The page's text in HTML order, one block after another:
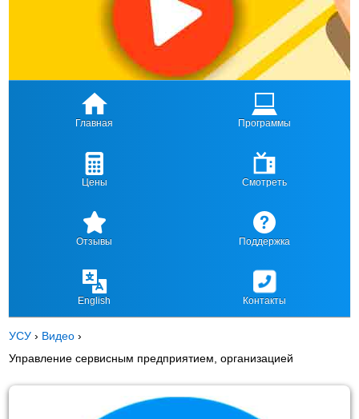
Главная Программы
Цены Смотреть
Отзывы Поддержка
English Контакты
УСУ › Видео ›
Управление сервисным предприятием, организацией